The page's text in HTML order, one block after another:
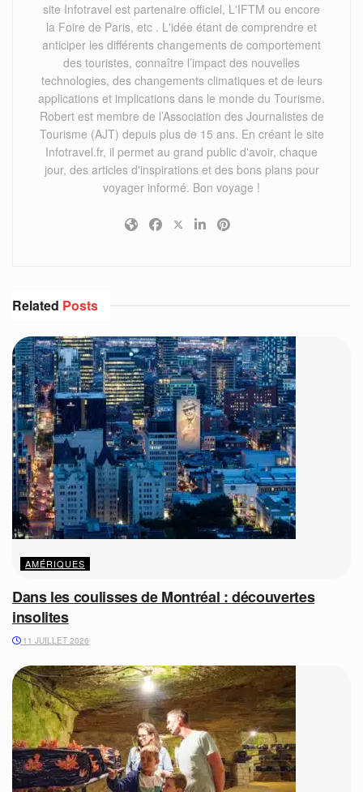
site Infotravel est partenaire officiel, L'IFTM ou encore
la Foire de Paris, etc . L'idée étant de comprendre et
anticiper les différents changements de comportement
des touristes, connaître l’impact des nouvelles
technologies, des changements climatiques et de leurs
applications et implications dans le monde du Tourisme.
Robert est membre de l’Association des Journalistes de
Tourisme (AJT) depuis plus de 15 ans. En créant le site
Infotravel.fr, il permet au grand public d'avoir, chaque
jour, des articles d'inspirations et des bons plans pour
voyager informé. Bon voyage !
Related Posts
AMÉRIQUES
Dans les coulisses de Montréal : découvertes
insolites
11 JUILLET 2026